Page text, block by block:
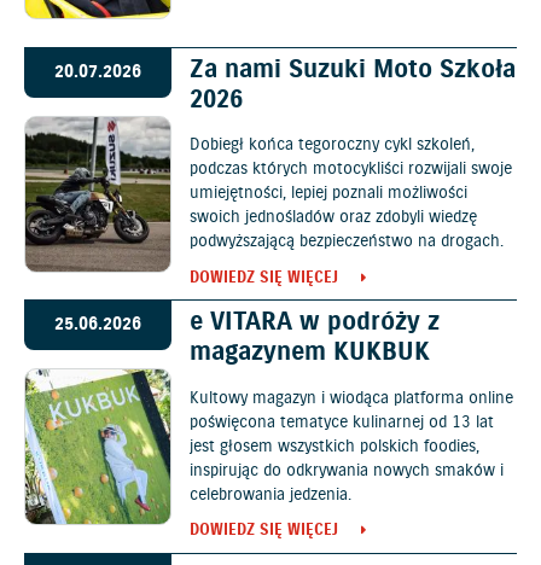
20.07.2026
Za nami Suzuki Moto Szkoła
2026
Dobiegł końca tegoroczny cykl szkoleń,
podczas których motocykliści rozwijali swoje
umiejętności, lepiej poznali możliwości
swoich jednośladów oraz zdobyli wiedzę
podwyższającą bezpieczeństwo na drogach.
DOWIEDZ SIĘ WIĘCEJ
25.06.2026
e VITARA w podróży z
magazynem KUKBUK
Kultowy magazyn i wiodąca platforma online
poświęcona tematyce kulinarnej od 13 lat
jest głosem wszystkich polskich foodies,
inspirując do odkrywania nowych smaków i
celebrowania jedzenia.
DOWIEDZ SIĘ WIĘCEJ